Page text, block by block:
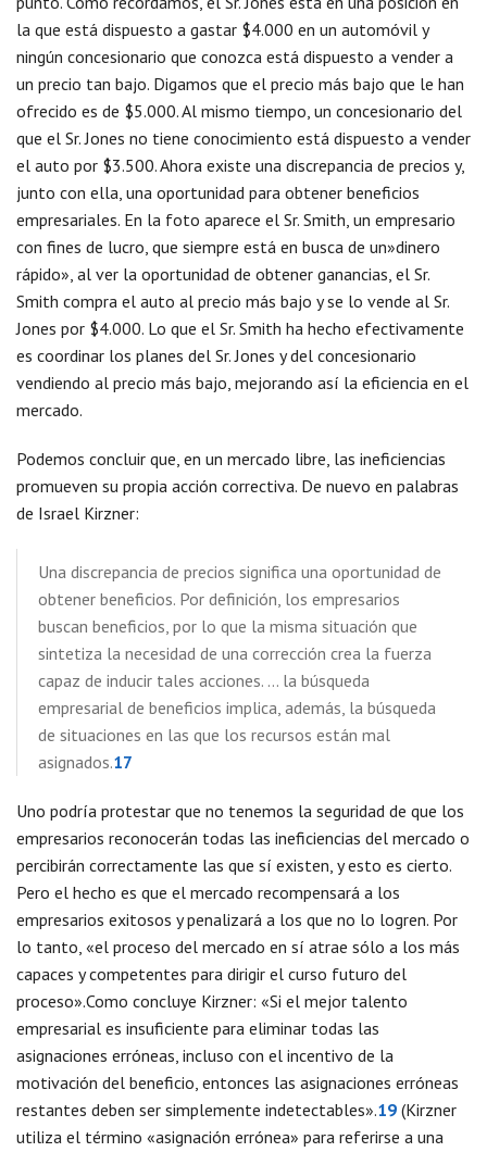
la que está dispuesto a gastar $4.000 en un automóvil y
ningún concesionario que conozca está dispuesto a vender a
un precio tan bajo. Digamos que el precio más bajo que le han
ofrecido es de $5.000. Al mismo tiempo, un concesionario del
que el Sr. Jones no tiene conocimiento está dispuesto a vender
el auto por $3.500. Ahora existe una discrepancia de precios y,
junto con ella, una oportunidad para obtener beneficios
empresariales. En la foto aparece el Sr. Smith, un empresario
con fines de lucro, que siempre está en busca de un»dinero
rápido», al ver la oportunidad de obtener ganancias, el Sr.
Smith compra el auto al precio más bajo y se lo vende al Sr.
Jones por $4.000. Lo que el Sr. Smith ha hecho efectivamente
es coordinar los planes del Sr. Jones y del concesionario
vendiendo al precio más bajo, mejorando así la eficiencia en el
mercado.
Podemos concluir que, en un mercado libre, las ineficiencias
promueven su propia acción correctiva. De nuevo en palabras
de Israel Kirzner:
Una discrepancia de precios significa una oportunidad de
obtener beneficios. Por definición, los empresarios
buscan beneficios, por lo que la misma situación que
sintetiza la necesidad de una corrección crea la fuerza
capaz de inducir tales acciones. … la búsqueda
empresarial de beneficios implica, además, la búsqueda
de situaciones en las que los recursos están mal
asignados.17
Uno podría protestar que no tenemos la seguridad de que los
empresarios reconocerán todas las ineficiencias del mercado o
percibirán correctamente las que sí existen, y esto es cierto.
Pero el hecho es que el mercado recompensará a los
empresarios exitosos y penalizará a los que no lo logren. Por
lo tanto, «el proceso del mercado en sí atrae sólo a los más
capaces y competentes para dirigir el curso futuro del
proceso».Como concluye Kirzner: «Si el mejor talento
empresarial es insuficiente para eliminar todas las
asignaciones erróneas, incluso con el incentivo de la
motivación del beneficio, entonces las asignaciones erróneas
restantes deben ser simplemente indetectables».19 (Kirzner
utiliza el término «asignación errónea» para referirse a una